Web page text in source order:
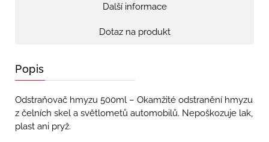
Další informace
Dotaz na produkt
Popis
Odstraňovač hmyzu 500ml – Okamžité odstranění hmyzu
z čelních skel a světlometů automobilů. Nepoškozuje lak,
plast ani pryž.